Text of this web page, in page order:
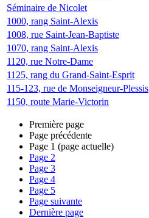
Séminaire de Nicolet
1000, rang Saint-Alexis
1008, rue Saint-Jean-Baptiste
1070, rang Saint-Alexis
1120, rue Notre-Dame
1125, rang du Grand-Saint-Esprit
115-123, rue de Monseigneur-Plessis
1150, route Marie-Victorin
Première page
Page précédente
Page 1 (page actuelle)
Page 2
Page 3
Page 4
Page 5
Page suivante
Dernière page